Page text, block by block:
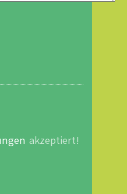
akzeptiert!